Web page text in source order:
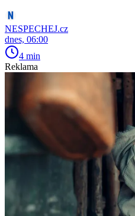
NESPECHEJ.cz
dnes, 06:00
4 min
Reklama